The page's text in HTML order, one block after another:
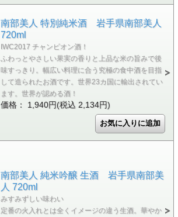
南部美人 特別純米酒 岩手県南部美人
720ml
IWC2017 チャンピオン酒！
ふわっとやさしい果実の香りと上品な米の旨みで後
味すっきり。幅広い料理に合う究極の食中酒を目指
して造られたお酒です。世界23カ国に輸出されてい
ます。世界が認める酒！
価格： 1,940円(税込 2,134円)
南部美人 純米吟醸 生酒 岩手県南部美
人 720ml
みすみずしい味わい
定番の火入れとは全くイメージの違う生酒。華やか